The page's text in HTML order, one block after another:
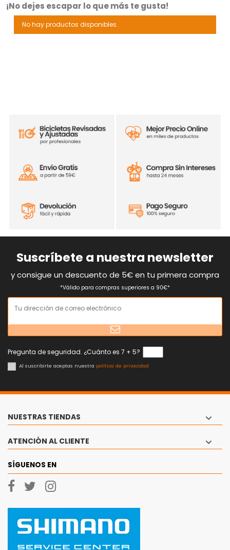
¡No dejes escapar lo que más te gusta!
No hay productos disponibles.
Suscríbete a nuestra newsletter
y consigue un descuento de 5€ en tu primera compra
*Válido para compras superiores a 90€*
Pregunta de seguridad. ¿Cuánto es 7 + 5?
Al suscribirte aceptas nuestra política de privacidad
NUESTRAS TIENDAS
ATENCIÓN AL CLIENTE
SÍGUENOS EN